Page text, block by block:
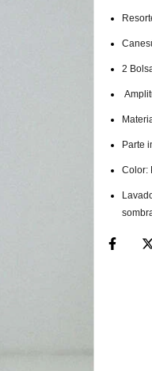
2
Parte
Color: